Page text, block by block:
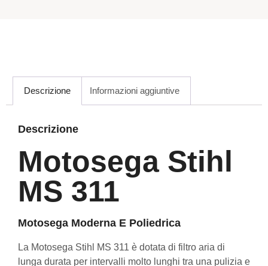
Descrizione Informazioni aggiuntive
Descrizione
Motosega Stihl
MS 311
Motosega Moderna E Poliedrica
La Motosega Stihl MS 311 è dotata di filtro aria di
lunga durata per intervalli molto lunghi tra una pulizia e